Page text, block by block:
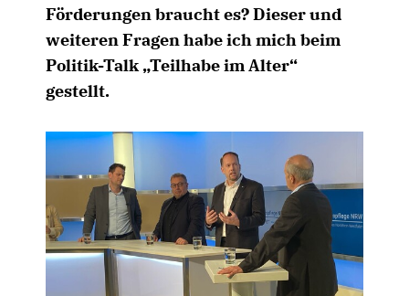
Förderungen braucht es? Dieser und
weiteren Fragen habe ich mich beim
Politik-Talk „Teilhabe im Alter“
gestellt.